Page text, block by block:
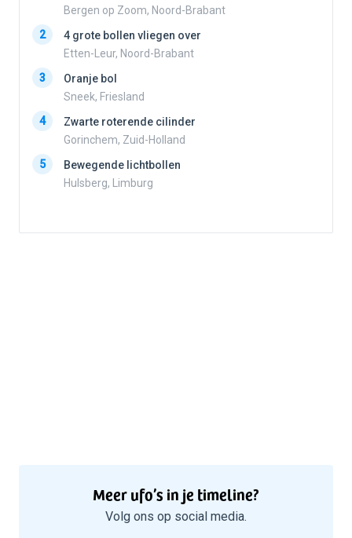
Bergen op Zoom, Noord-Brabant
2
4 grote bollen vliegen over
Etten-Leur, Noord-Brabant
3
Oranje bol
Sneek, Friesland
4
Zwarte roterende cilinder
Gorinchem, Zuid-Holland
5
Bewegende lichtbollen
Hulsberg, Limburg
Meer ufo’s in je timeline?
Volg ons op social media.